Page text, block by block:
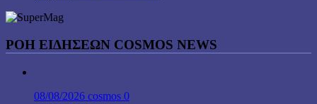
ΡΟΉ ΕΙΔΉΣΕΩΝ COSMOS NEWS
08/08/2026 cosmos 0